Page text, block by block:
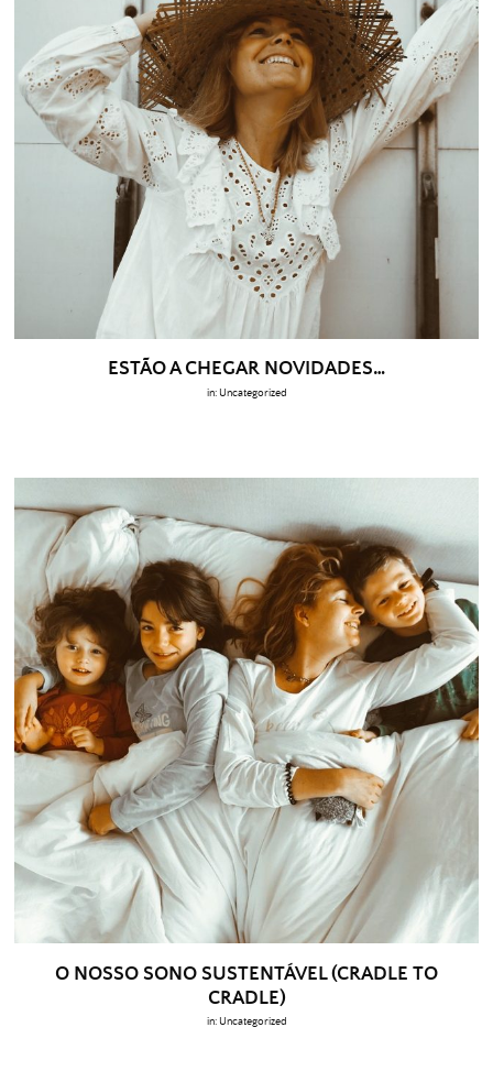
ESTÃO A CHEGAR NOVIDADES…
in: Uncategorized
O NOSSO SONO SUSTENTÁVEL (CRADLE TO
CRADLE)
in: Uncategorized